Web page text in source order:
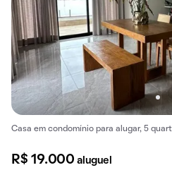
Casa em condomínio para alugar, 5
R$ 19.000aluguel